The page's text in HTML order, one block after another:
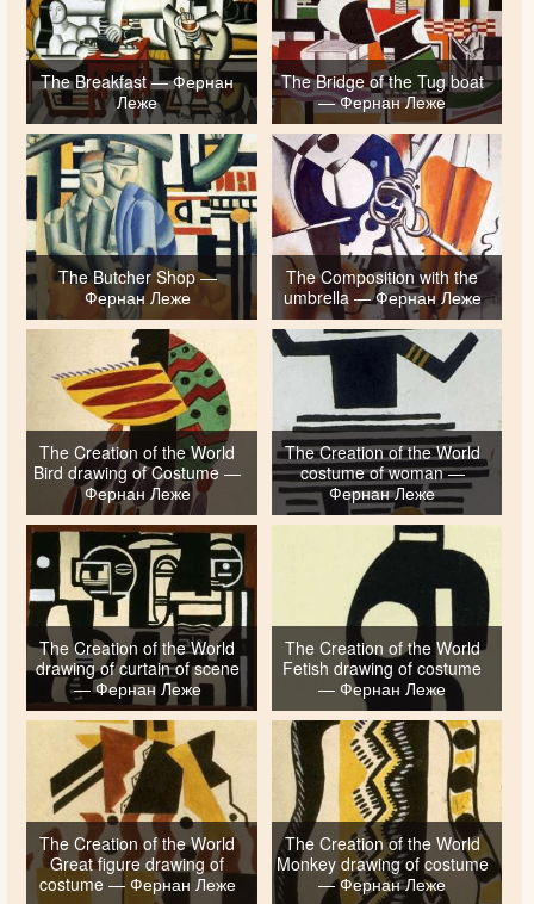
The Breakfast — Фернан
Леже
The Bridge of the Tug boat
— Фернан Леже
The Butcher Shop —
Фернан Леже
The Composition with the
umbrella — Фернан Леже
The Creation of the World
Bird drawing of Costume —
Фернан Леже
The Creation of the World
costume of woman —
Фернан Леже
The Creation of the World
drawing of curtain of scene
— Фернан Леже
The Creation of the World
Fetish drawing of costume
— Фернан Леже
The Creation of the World
Great figure drawing of
costume — Фернан Леже
The Creation of the World
Monkey drawing of costume
— Фернан Леже